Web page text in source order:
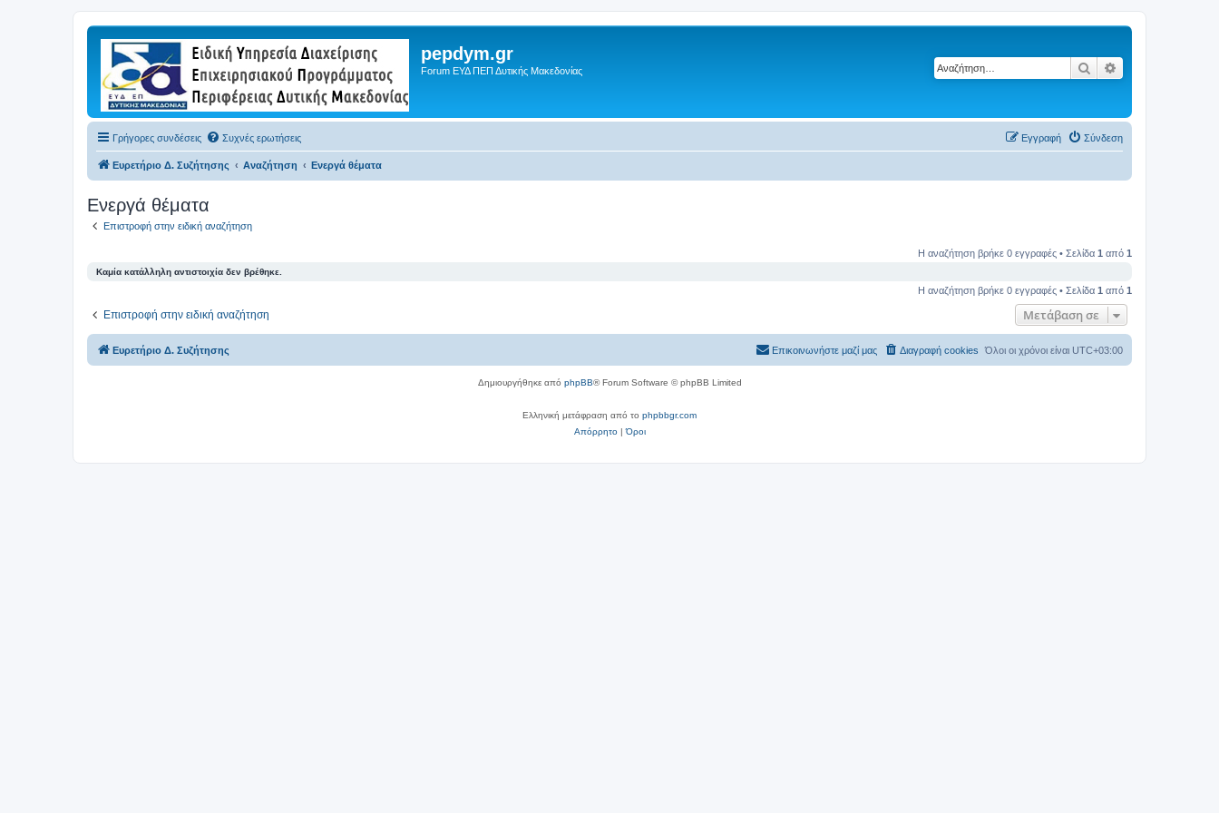
pepdym.gr
Forum ΕΥΔ ΠΕΠ Δυτικής Μακεδονίας Αναζήτηση
Γρήγορες συνδέσεις Συχνές ερωτήσεις Σύνδεση
Εγγραφή
Ευρετήριο Δ. Συζήτησης Αναζήτηση Ενεργά θέματα
Ενεργά θέματα
Επιστροφή στην ειδική αναζήτηση
Η αναζήτηση βρήκε 0 εγγραφές • Σελίδα 1 από 1
Καμία κατάλληλη αντιστοιχία δεν βρέθηκε.
Η αναζήτηση βρήκε 0 εγγραφές • Σελίδα 1 από 1
Επιστροφή στην ειδική αναζήτηση Μετάβαση σε
Ευρετήριο Δ. Συζήτησης Όλοι οι χρόνοι είναι UTC+03:00
Διαγραφή cookies
Επικοινωνήστε μαζί μας
Δημιουργήθηκε από phpBB® Forum Software © phpBB Limited
Ελληνική μετάφραση από το phpbbgr.com
Απόρρητο|Όροι